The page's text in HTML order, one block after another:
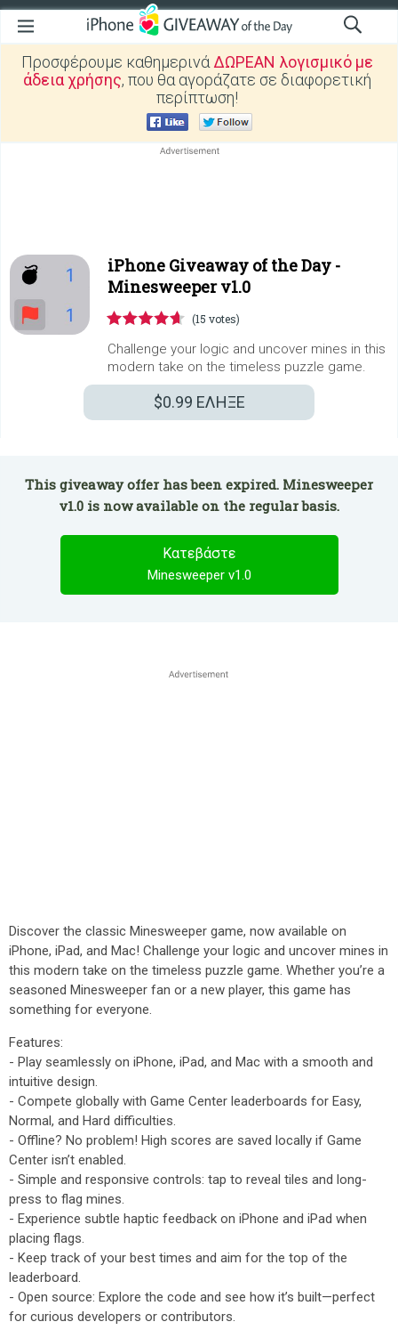
Προσφέρουμε καθημερινά ΔΩΡΕΑΝ λογισμικό με
άδεια χρήσης, που θα αγοράζατε σε διαφορετική
περίπτωση!
iPhone Giveaway of the Day -
Minesweeper v1.0
(15 votes)
Challenge your logic and uncover mines in this
modern take on the timeless puzzle game.
$0.99 ΕΛΗΞΕ
This giveaway offer has been expired. Minesweeper
v1.0 is now available on the regular basis.
Κατεβάστε
Minesweeper v1.0
Discover the classic Minesweeper game, now available on
iPhone, iPad, and Mac! Challenge your logic and uncover mines in
this modern take on the timeless puzzle game. Whether you’re a
seasoned Minesweeper fan or a new player, this game has
something for everyone.
Features:
- Play seamlessly on iPhone, iPad, and Mac with a smooth and
intuitive design.
- Compete globally with Game Center leaderboards for Easy,
Normal, and Hard difficulties.
- Offline? No problem! High scores are saved locally if Game
Center isn’t enabled.
- Simple and responsive controls: tap to reveal tiles and long-
press to flag mines.
- Experience subtle haptic feedback on iPhone and iPad when
placing flags.
- Keep track of your best times and aim for the top of the
leaderboard.
- Open source: Explore the code and see how it’s built—perfect
for curious developers or contributors.